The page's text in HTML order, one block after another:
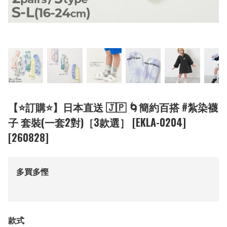
【⭐訂購⭐】日本直送 🇯🇵 🌀簡約百搭 #紮染襪
子 套裝(一套2對)［3款選］ [EKLA-0204]
[260828]
多買多慳
款式